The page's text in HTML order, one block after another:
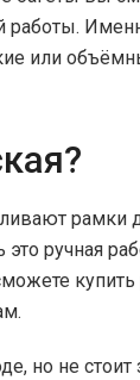
работы.
или
рамки
ручная
купить
но не